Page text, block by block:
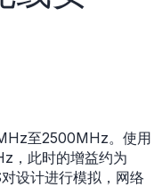
至2500MHz。使用
，此时的增益约为
设计进行模拟，网络